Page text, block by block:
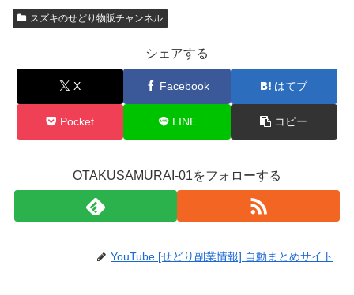
スズキのせどり物販チャンネル
シェアする
X Facebook はてブ
Pocket LINE コピー
OTAKUSAMURAI-01をフォローする
YouTube [せどり副業情報] 自動まとめサイト